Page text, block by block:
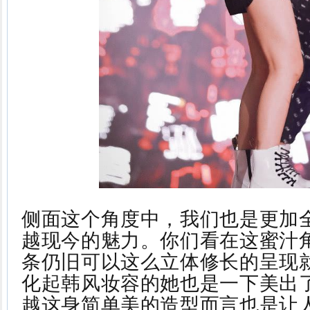
侧面这个角度中，我们也是更加
越现今的魅力。你们看在这蜜汁
条仍旧可以这么立体修长的呈现
化起韩风妆容的她也是一下美出
越这身简单美的造型而言也是让